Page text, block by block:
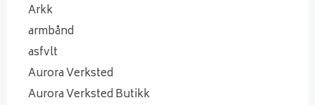
Arkk
armbånd
asfvlt
Aurora Verksted
Aurora Verksted Butikk